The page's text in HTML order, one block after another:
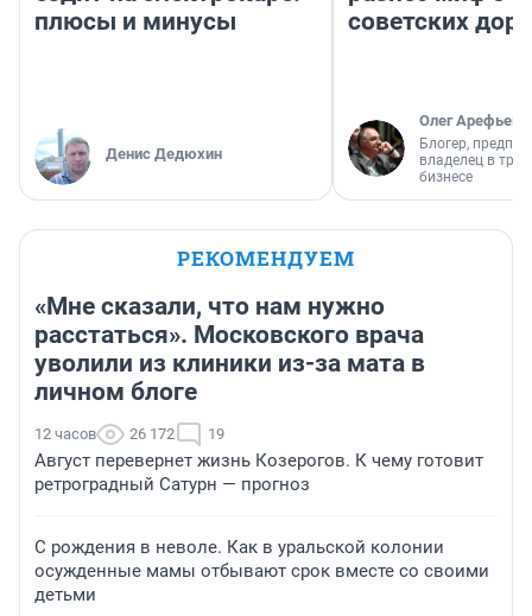
плюсы и минусы
Денис Дедюхин
советских
Олег Арефьев
Блогер,
владелец в
бизнесе
РЕКОМЕНДУЕМ
«Мне сказали, что нам нужно
расстаться». Московского врача
уволили из клиники из-за мата в
личном блоге
12 часов 26 172 19
Август перевернет жизнь Козерогов. К чему готовит
ретроградный Сатурн — прогноз
С рождения в неволе. Как в уральской колонии
осужденные мамы отбывают срок вместе со своими
детьми